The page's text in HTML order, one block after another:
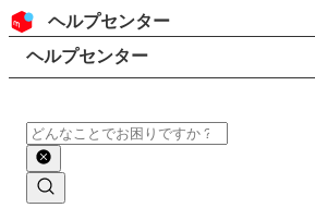
コンテンツにスキップ
ヘッダー
ヘルプセンター
検索
パンくずリスト
ヘルプセンター
検索